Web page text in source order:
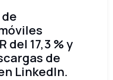
del 17,3 % y
de
LinkedIn.